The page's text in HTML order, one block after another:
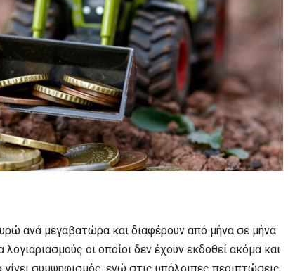
ανά μεγαβατώρα και διαφέρουν από μήνα σε μήνα
οι οποίοι δεν έχουν εκδοθεί ακόμα και
συμψηφισμός, ενώ στις υπόλοιπες περιπτώσεις,